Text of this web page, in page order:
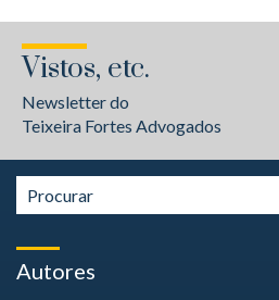
Vistos, etc.
Newsletter do
Teixeira Fortes Advogados
Autores